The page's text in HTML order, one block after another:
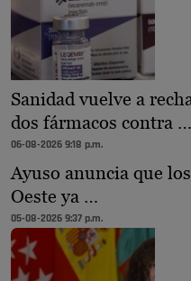
Sanidad vuelve a
dos fármacos contra …
06-08-2026 9:18 p.m.
Ayuso anuncia que
Oeste ya …
05-08-2026 9:37 p.m.